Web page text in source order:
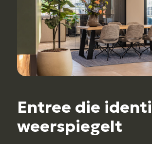
Entree die
weerspiegelt